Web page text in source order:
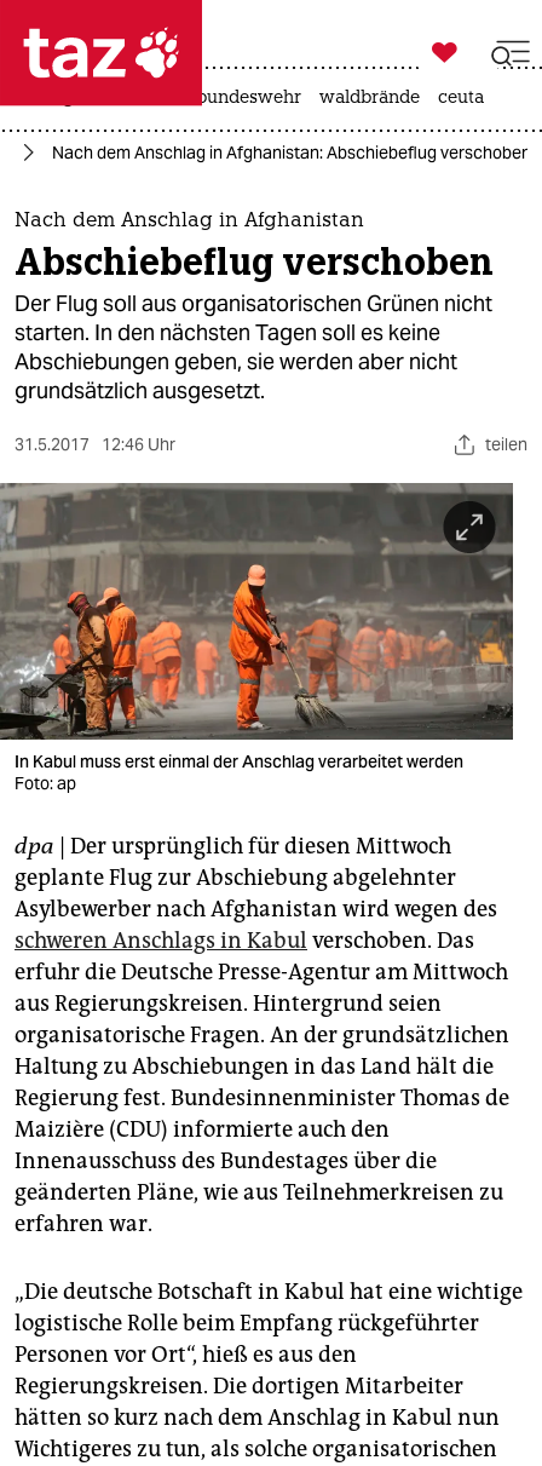
 taz zahl ich
taz zahl ich
themen
politik
öko
gesellschaft
kultur
sport
berlin
nord
wahrheit
verlag
verlag
shop
fragen & hilfe
unterstützen
abo
genossenschaft
epaper login

taz zahl ich
bundeswehr waldbrände ceuta
Nach dem Anschlag in Afghanistan: Abschiebeflug verschoben
Nach dem Anschlag in Afghanistan
Abschiebeflug verschoben
Der Flug soll aus organisatorischen Grünen nicht
starten. In den nächsten Tagen soll es keine
Abschiebungen geben, sie werden aber nicht
grundsätzlich ausgesetzt.
31.5.2017 12:46 Uhr teilen
In Kabul muss erst einmal der Anschlag verarbeitet werden
Foto: ap
dpa | Der ursprünglich für diesen Mittwoch
geplante Flug zur Abschiebung abgelehnter
Asylbewerber nach Afghanistan wird wegen des
schweren Anschlags in Kabul verschoben. Das
erfuhr die Deutsche Presse-Agentur am Mittwoch
aus Regierungskreisen. Hintergrund seien
organisatorische Fragen. An der grundsätzlichen
Haltung zu Abschiebungen in das Land hält die
Regierung fest. Bundesinnenminister Thomas de
Maizière (CDU) informierte auch den
Innenausschuss des Bundestages über die
geänderten Pläne, wie aus Teilnehmerkreisen zu
erfahren war.
„Die deutsche Botschaft in Kabul hat eine wichtige
logistische Rolle beim Empfang rückgeführter
Personen vor Ort“, hieß es aus den
Regierungskreisen. Die dortigen Mitarbeiter
hätten so kurz nach dem Anschlag in Kabul nun
Wichtigeres zu tun, als solche organisatorischen